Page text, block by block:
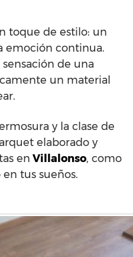
toque de estilo: un
emoción continua.
de una
un material
y la clase de
elaborado y
en Villalonso, como
tus sueños.